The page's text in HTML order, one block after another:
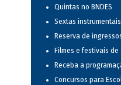
Quintas no BNDES
Sextas instrumentais
Reserva de
Filmes e festivais de
Receba a
Concursos para